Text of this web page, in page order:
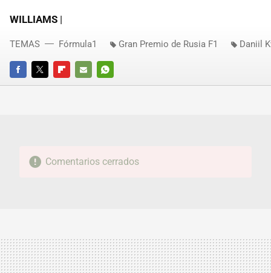
WILLIAMS |
FACEBOOKTWITTERFLIPBOARD
E-
WHATSAPP
TEMAS Fórmula1 Gran Premio de Rusia F1 Daniil
Comentarios cerrados